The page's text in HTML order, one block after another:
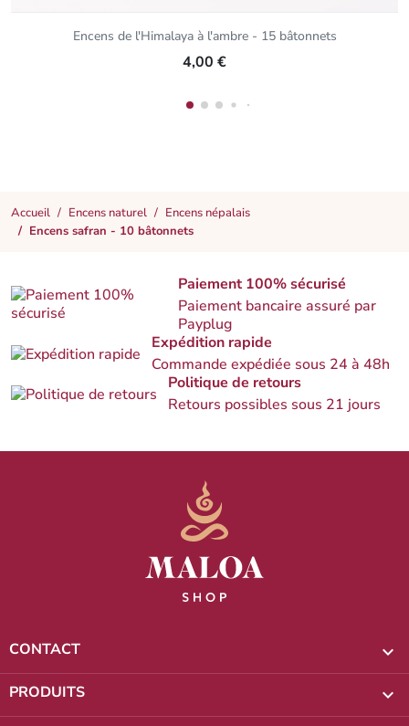
Encens de l'Himalaya à l'ambre - 15 bâtonnets
4,00 €
Accueil Encens naturel
Encens népalais
Encens safran - 10 bâtonnets
Paiement 100% sécurisé
Paiement bancaire assuré par
Payplug
Expédition rapide
Commande expédiée sous 24 à 48h
Politique de retours
Retours possibles sous 21 jours
CONTACT 
PRODUITS 